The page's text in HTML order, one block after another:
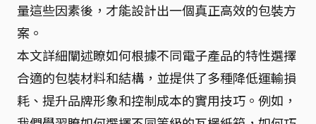
量這些因素後，才能設計出一個真正高效的包裝方
案。
本文詳細闡述瞭如何根據不同電子產品的特性選擇
合適的包裝材料和結構，並提供了多種降低運輸損
耗、提升品牌形象和控制成本的實用技巧。例如，